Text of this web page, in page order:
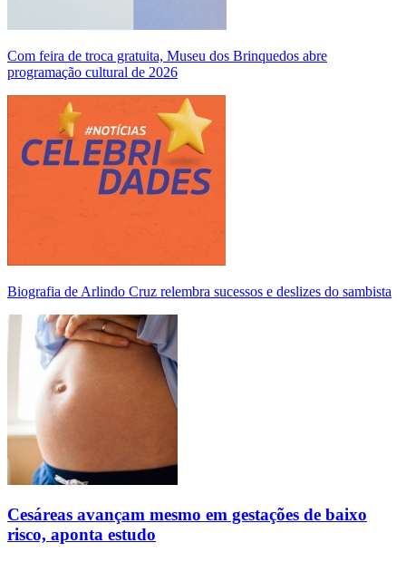
Com feira de troca gratuita, Museu dos Brinquedos abre
programação cultural de 2026
Biografia de Arlindo Cruz relembra sucessos e deslizes do sambista
Cesáreas avançam mesmo em gestações de baixo
risco, aponta estudo